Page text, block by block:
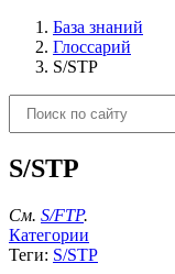
База знаний
Глоссарий
S/STP
S/STP
См. S/FTP.
Категории
Теги: S/STP